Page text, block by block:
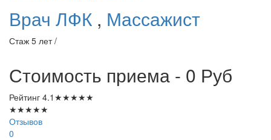
Врач ЛФК , Массажист
Стаж 5 лет /
Стоимость приема - 0 Руб
Рейтинг 4.1 ★★★★★
★★★★★
Отзывов
0